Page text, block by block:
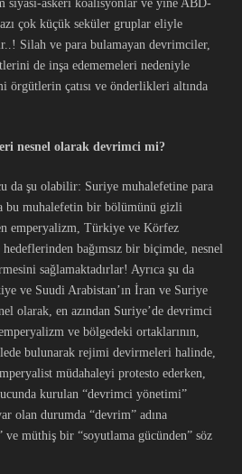
siyasi-askeri koalisyonlar ve yine ABD-
çok küçük seküler gruplar eliyle
Silah ve para bulamayan devrimciler,
de inşa edememeleri nedeniyle
örgütlerin çatısı ve önderlikleri altında
nesnel olarak devrimci mi?
da şu olabilir: Suriye muhalefetine para
bu muhalefetin bir bölümünü gizli
emperyalizm, Türkiye ve Körfez
bağımsız bir biçimde, nesnel
sağlamaktadırlar! Ayrıca şu da
ve Suudi Arabistan’ın İran ve Suriye
olarak, en azından Suriye’de devrimci
ve bölgedeki ortaklarının,
bulunarak rejimi devirmeleri halinde,
müdahaleyi protesto ederken,
kurulan “devrimci yönetimi”
olan durumda “devrim” adına
ve müthiş bir “soyutlama gücünden” söz